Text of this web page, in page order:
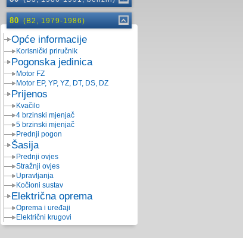
80 (B2, 1979-1986)
Opće informacije
Korisnički priručnik
Pogonska jedinica
Motor FZ
Motor EP, YP, YZ, DT, DS, DZ
Prijenos
Kvačilo
4 brzinski mjenjač
5 brzinski mjenjač
Prednji pogon
Šasija
Prednji ovjes
Stražnji ovjes
Upravljanja
Kočioni sustav
Električna oprema
Oprema i uređaji
Električni krugovi